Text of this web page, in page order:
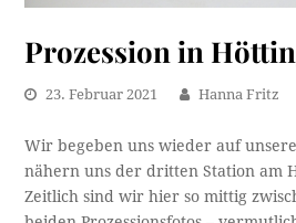
Prozession in
23. Februar 2021 Hanna Fritz
Wir begeben uns wieder auf
nähern uns der dritten Station am
Zeitlich sind wir hier so mittig